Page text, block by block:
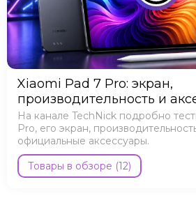
Xiaomi Pad 7 Pro: экран,
производительность и
На канале TechNick подробно
Pro, его экран,
официальные аксессуары.
Товары в обзоре (12)